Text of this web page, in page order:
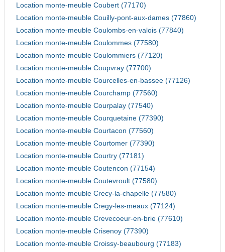
Location monte-meuble Coubert (77170)
Location monte-meuble Couilly-pont-aux-dames (77860)
Location monte-meuble Coulombs-en-valois (77840)
Location monte-meuble Coulommes (77580)
Location monte-meuble Coulommiers (77120)
Location monte-meuble Coupvray (77700)
Location monte-meuble Courcelles-en-bassee (77126)
Location monte-meuble Courchamp (77560)
Location monte-meuble Courpalay (77540)
Location monte-meuble Courquetaine (77390)
Location monte-meuble Courtacon (77560)
Location monte-meuble Courtomer (77390)
Location monte-meuble Courtry (77181)
Location monte-meuble Coutencon (77154)
Location monte-meuble Coutevroult (77580)
Location monte-meuble Crecy-la-chapelle (77580)
Location monte-meuble Cregy-les-meaux (77124)
Location monte-meuble Crevecoeur-en-brie (77610)
Location monte-meuble Crisenoy (77390)
Location monte-meuble Croissy-beaubourg (77183)